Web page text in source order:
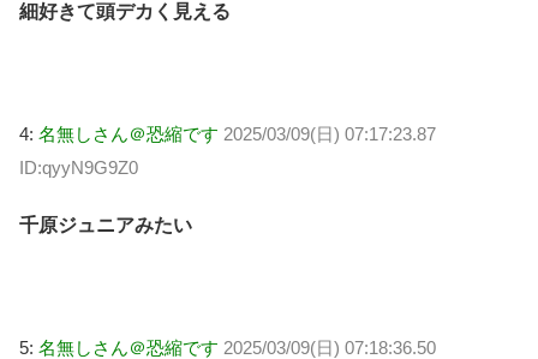
細好きて頭デカく見える
4: 名無しさん＠恐縮です 2025/03/09(日) 07:17:23.87
ID:qyyN9G9Z0
千原ジュニアみたい
5: 名無しさん＠恐縮です 2025/03/09(日) 07:18:36.50